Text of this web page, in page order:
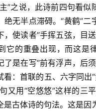
”之说，此诗前四句看似
绝无半点滞碍。“黄鹤”二
，使读者“手挥五弦，目
它的重叠出现，而这是
了是在写“前有浮声，后
：首联的五、六字同出
又用“空悠悠”这样的三
是古体诗的句法。这是因